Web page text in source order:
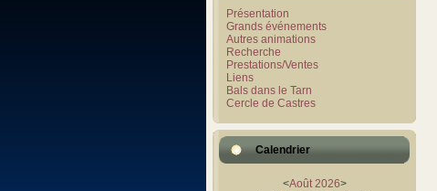
Présentation
Grands événements
Autres animations
Recherche
Prestations/Ventes
Liens
Bals dans le Tarn
Cercle de Castres
Calendrier
<Août 2026>